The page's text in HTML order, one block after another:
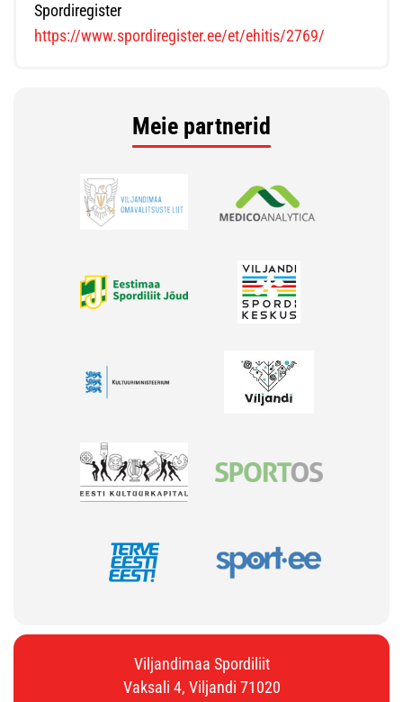
Spordiregister
https://www.spordiregister.ee/et/ehitis/2769/
Meie partnerid
Viljandimaa Spordiliit
Vaksali 4, Viljandi 71020